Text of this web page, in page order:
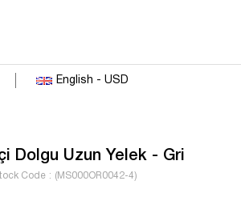
English - USD
Dolgu Uzun Yelek - Gri
Code (MS000OR0042-4)